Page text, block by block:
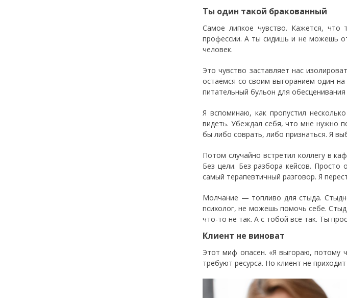
Ты один такой бракованный
Самое липкое чувство. Кажется, что
профессии. А ты сидишь и не можешь
человек.
Это чувство заставляет нас
остаёмся со своим выгоранием один
питательный бульон для обесценивания
Я вспоминаю, как пропустил
видеть. Убеждал себя, что мне нужно
бы либо соврать, либо признаться. Я
Потом случайно встретил коллегу в
Без цели. Без разбора кейсов. Просто
самый терапевтичный разговор. Я
Молчание — топливо для стыда.
психолог, не можешь помочь себе.
что-то не так. А с тобой всё так. Ты
Клиент не виноват
Этот миф опасен. «Я выгораю, потому
требуют ресурса. Но клиент не